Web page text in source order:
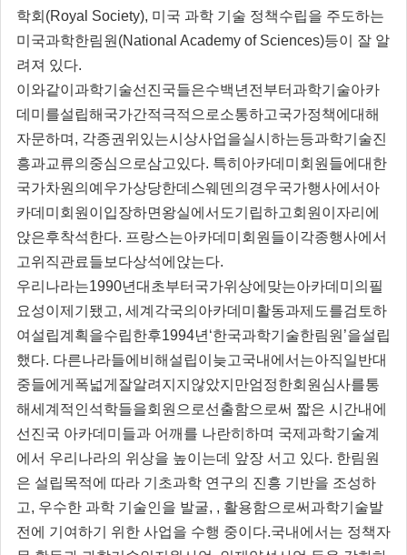
학회(Royal Society), 미국 과학 기술 정책수립을 주도하는
미국과학한림원(National Academy of Sciences)등이 잘 알
려져 있다.
이와같이과학기술선진국들은수백년전부터과학기술아카
데미를설립해국가간적극적으로소통하고국가정책에대해
자문하며, 각종권위있는시상사업을실시하는등과학기술진
흥과교류의중심으로삼고있다. 특히아카데미회원들에대한
국가차원의예우가상당한데스웨덴의경우국가행사에서아
카데미회원이입장하면왕실에서도기립하고회원이자리에
앉은후착석한다. 프랑스는아카데미회원들이각종행사에서
고위직관료들보다상석에앉는다.
우리나라는1990년대초부터국가위상에맞는아카데미의필
요성이제기됐고, 세계각국의아카데미활동과제도를검토하
여설립계획을수립한후1994년‘한국과학기술한림원’을설립
했다. 다른나라들에비해설립이늦고국내에서는아직일반대
중들에게폭넓게잘알려지지않았지만엄정한회원심사를통
해세계적인석학들을회원으로선출함으로써 짧은 시간내에
선진국 아카데미들과 어깨를 나란히하며 국제과학기술계
에서 우리나라의 위상을 높이는데 앞장 서고 있다. 한림원
은 설립목적에 따라 기초과학 연구의 진흥 기반을 조성하
고, 우수한 과학 기술인을 발굴, , 활용함으로써과학기술발
전에 기여하기 위한 사업을 수행 중이다.국내에서는 정책자